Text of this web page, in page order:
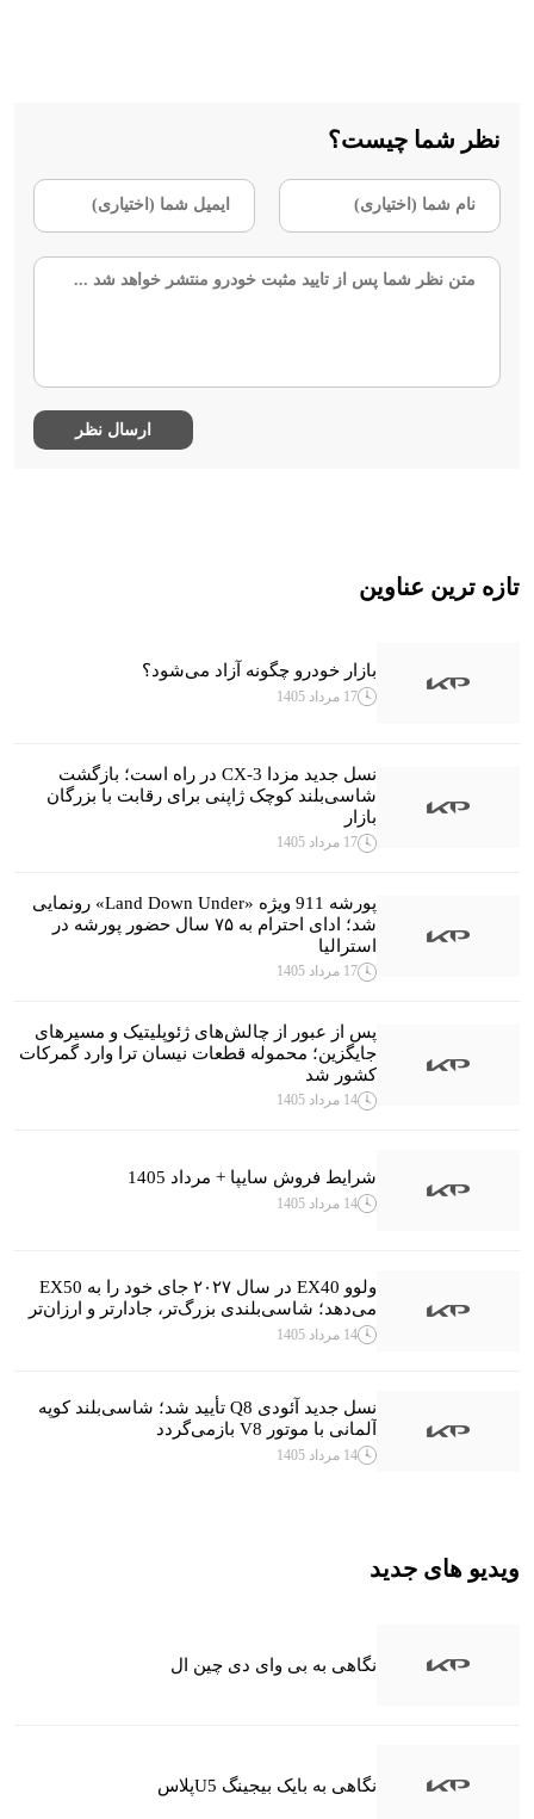
نظر شما چیست؟
تازه ترین عناوین
بازار خودرو چگونه آزاد می‌شود؟
17 مرداد 1405
نسل جدید مزدا CX-3 در راه است؛ بازگشت
شاسی‌بلند کوچک ژاپنی برای رقابت با بزرگان
بازار
17 مرداد 1405
پورشه 911 ویژه «Land Down Under» رونمایی
شد؛ ادای احترام به ۷۵ سال حضور پورشه در
استرالیا
17 مرداد 1405
پس از عبور از چالش‌های ژئوپلیتیک و مسیرهای
جایگزین؛ محموله قطعات نیسان ترا وارد گمرکات
کشور شد
14 مرداد 1405
شرایط فروش سایپا + مرداد 1405
14 مرداد 1405
ولوو EX40 در سال ۲۰۲۷ جای خود را به EX50
می‌دهد؛ شاسی‌بلندی بزرگ‌تر، جادارتر و ارزان‌تر
14 مرداد 1405
نسل جدید آئودی Q8 تأیید شد؛ شاسی‌بلند کوپه
آلمانی با موتور V8 بازمی‌گردد
14 مرداد 1405
ویدیو های جدید
نگاهی به بی وای دی چین ال
نگاهی به بایک بیجینگ U5پلاس